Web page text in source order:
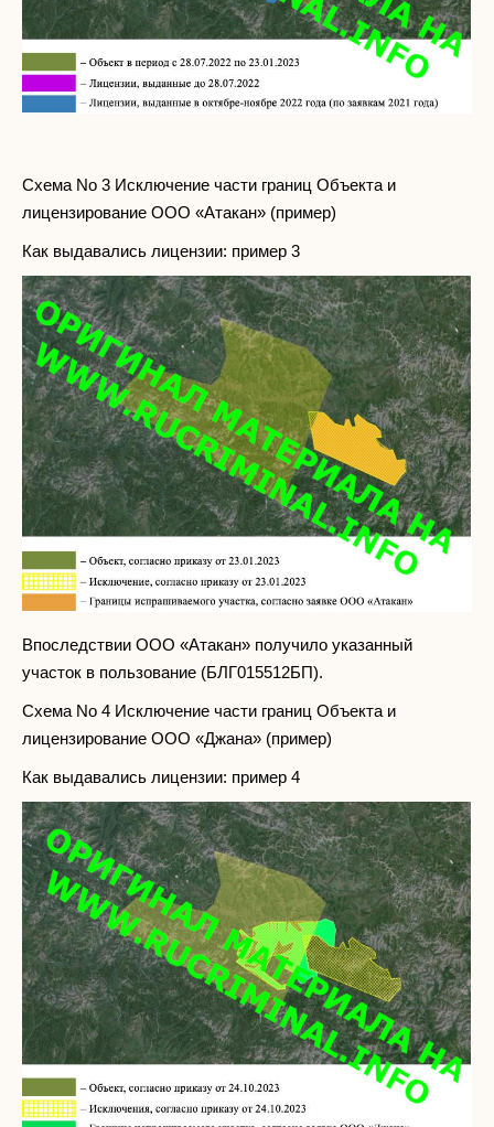
Схема No 3 Исключение части границ Объекта и
лицензирование ООО «Атакан» (пример)
Как выдавались лицензии: пример 3
Впоследствии ООО «Атакан» получило указанный
участок в пользование (БЛГ015512БП).
Схема No 4 Исключение части границ Объекта и
лицензирование ООО «Джана» (пример)
Как выдавались лицензии: пример 4